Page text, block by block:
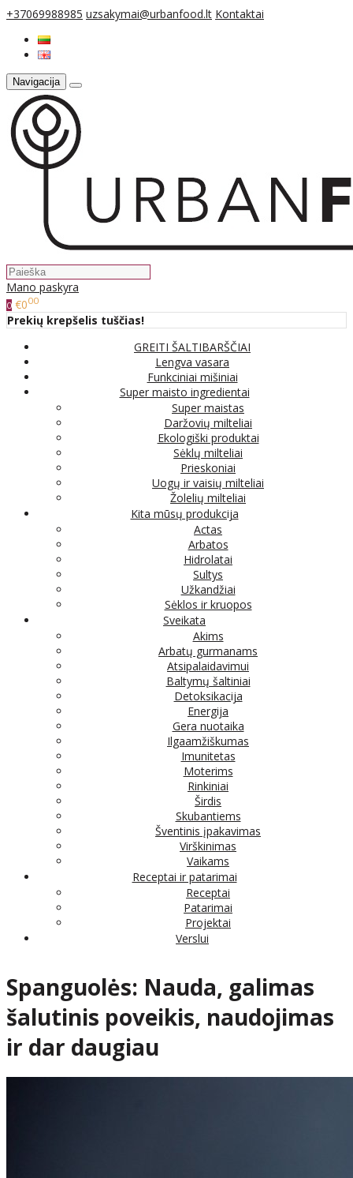
+37069988985 uzsakymai@urbanfood.lt Kontaktai
Navigacija
Mano paskyra
0 €000
Prekių krepšelis tuščias!
GREITI ŠALTIBARŠČIAI
Lengva vasara
Funkciniai mišiniai
Super maisto ingredientai
Super maistas
Daržovių milteliai
Ekologiški produktai
Sėklų milteliai
Prieskoniai
Uogų ir vaisių milteliai
Žolelių milteliai
Kita mūsų produkcija
Actas
Arbatos
Hidrolatai
Sultys
Užkandžiai
Sėklos ir kruopos
Sveikata
Akims
Arbatų gurmanams
Atsipalaidavimui
Baltymų šaltiniai
Detoksikacija
Energija
Gera nuotaika
Ilgaamžiškumas
Imunitetas
Moterims
Rinkiniai
Širdis
Skubantiems
Šventinis įpakavimas
Virškinimas
Vaikams
Receptai ir patarimai
Receptai
Patarimai
Projektai
Verslui
Spanguolės: Nauda, galimas
šalutinis poveikis, naudojimas
ir dar daugiau